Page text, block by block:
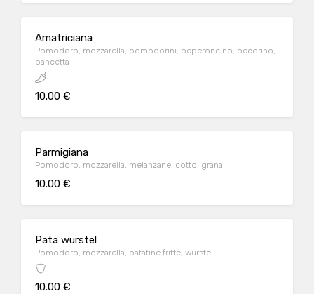
Amatriciana
Pomodoro, mozzarella, pomodorini, peperoncino, pecorino,
pancetta
10.00 €
Parmigiana
Pomodoro, mozzarella, melanzane, cotto, grana
10.00 €
Pata wurstel
Pomodoro, mozzarella, patatine fritte, wurstel
10.00 €